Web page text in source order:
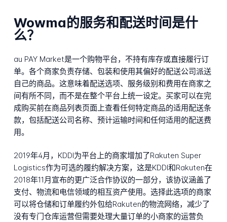
Wowma的服务和配送时间是什
么？
au PAY Market是一个购物平台，不持有库存或直接履行订
单。各个商家负责存储、包装和使用其偏好的配送公司派送
自己的商品。这意味着配送选项、服务级别和费用在商家之
间有所不同，而不是在整个平台上统一设定。买家可以在完
成购买前在商品列表页面上查看任何特定商品的适用配送条
款，包括配送公司名称、预计运输时间和任何适用的配送费
用。
2019年4月，KDDI为平台上的商家增加了Rakuten Super
Logistics作为可选的履约解决方案，这是KDDI和Rakuten在
2018年11月宣布的更广泛合作协议的一部分，该协议涵盖了
支付、物流和电信领域的相互资产使用。选择此选项的商家
可以将仓储和订单履约外包给Rakuten的物流网络，减少了
没有专门仓库运营但需要处理大量订单的小商家的运营负